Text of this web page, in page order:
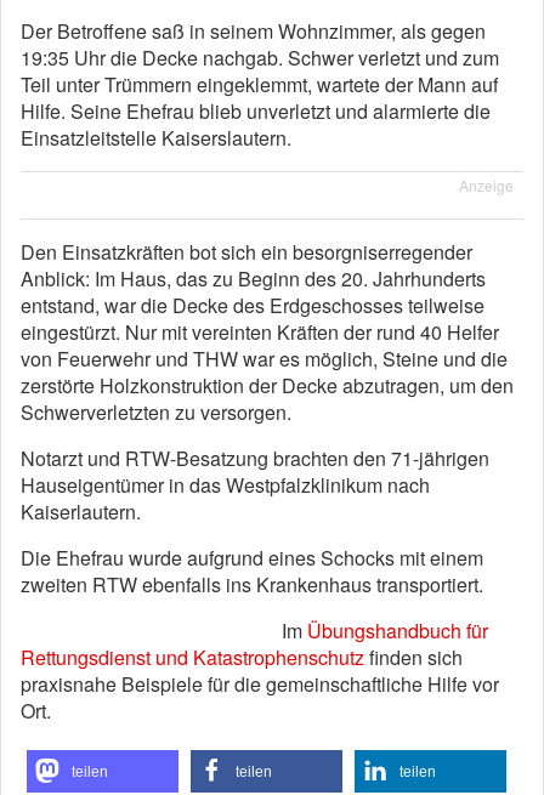
Der Betroffene saß in seinem Wohnzimmer, als gegen
19:35 Uhr die Decke nachgab. Schwer verletzt und zum
Teil unter Trümmern eingeklemmt, wartete der Mann auf
Hilfe. Seine Ehefrau blieb unverletzt und alarmierte die
Einsatzleitstelle Kaiserslautern.
Anzeige
Den Einsatzkräften bot sich ein besorgniserregender
Anblick: Im Haus, das zu Beginn des 20. Jahrhunderts
entstand, war die Decke des Erdgeschosses teilweise
eingestürzt. Nur mit vereinten Kräften der rund 40 Helfer
von Feuerwehr und THW war es möglich, Steine und die
zerstörte Holzkonstruktion der Decke abzutragen, um den
Schwerverletzten zu versorgen.
Notarzt und RTW-Besatzung brachten den 71-jährigen
Hauseigentümer in das Westpfalzklinikum nach
Kaiserlautern.
Die Ehefrau wurde aufgrund eines Schocks mit einem
zweiten RTW ebenfalls ins Krankenhaus transportiert.
Im Übungshandbuch für
Rettungsdienst und Katastrophenschutzfinden sich
praxisnahe Beispiele für die gemeinschaftliche Hilfe vor
Ort.
teilen teilen teilen